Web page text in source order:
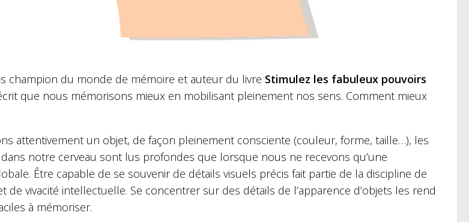
champion du monde de mémoire et auteur du livre Stimulez les fabuleux pouvoirs
que nous mémorisons mieux en mobilisant pleinement nos sens. Comment mieux
attentivement un objet, de façon pleinement consciente (couleur, forme, taille…), les
notre cerveau sont lus profondes que lorsque nous ne recevons qu’une
Être capable de se souvenir de détails visuels précis fait partie de la discipline de
de vivacité intellectuelle. Se concentrer sur des détails de l’apparence d’objets les rend
à mémoriser.